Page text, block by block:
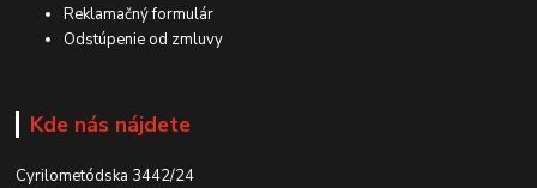
Reklamačný formulár
Odstúpenie od zmluvy
Kde nás nájdete
Cyrilometódska 3442/24